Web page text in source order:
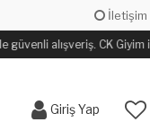
İletişim
güvenli alışveriş. CK Giyim
Giriş Yap